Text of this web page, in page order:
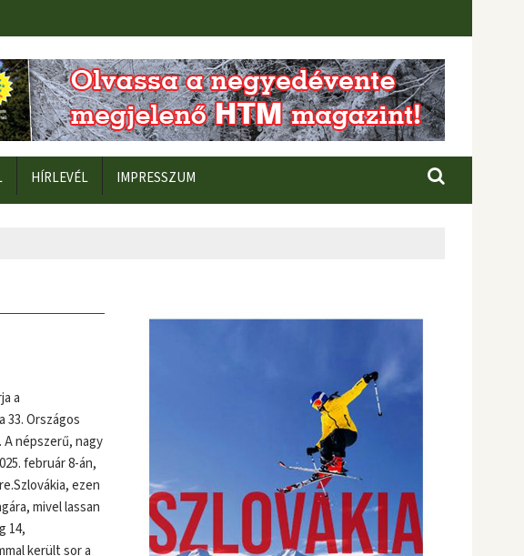
HÍRLEVÉL IMPRESSZUM
a
33. Országos
A népszerű, nagy
február 8-án,
ezen
mivel lassan
14,
került sor a